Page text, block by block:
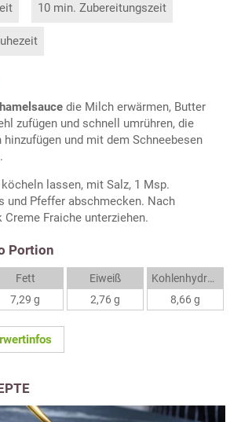
10 min. Zubereitungszeit
die Milch erwärmen, Butter
zufügen und schnell umrühren, die
und mit dem Schneebesen
lassen, mit Salz, 1 Msp.
und Pfeffer abschmecken. Nach
Creme Fraiche unterziehen.
Portion
Fett
7,29 g
Eiweiß
2,76 g
Kohlenhydrate
8,66 g